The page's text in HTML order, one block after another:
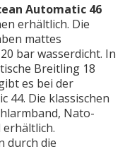
Automatic 46
erhältlich. Die
mattes
bar wasserdicht. In
Breitling 18
es bei der
44. Die klassischen
Nato-
durch die